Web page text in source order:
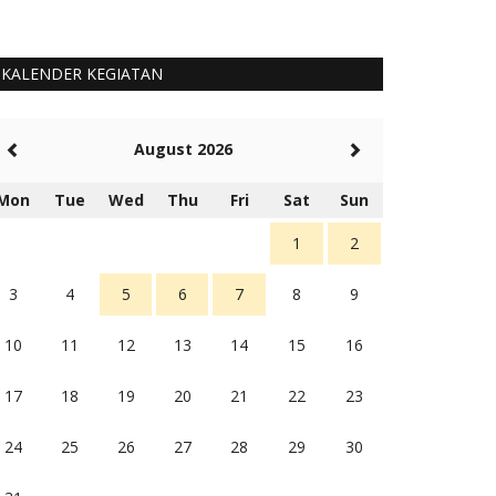
KALENDER KEGIATAN
August 2026
Tue Wed Thu Fri Sat Sun
1 2
3 4 5 6 7 8 9
10 11 12 13 14 15 16
17 18 19 20 21 22 23
24 25 26 27 28 29 30